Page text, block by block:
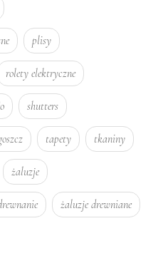
plisy
rolety elektryczne
shutters
tapety tkaniny
żaluzje
żaluzje drewniane